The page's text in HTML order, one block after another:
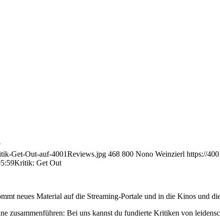
Get-Out-auf-4001Reviews.jpg 468 800 Nono Weinzierl https://
Kritik: Get Out
neues Material auf die Streaming-Portale und in die Kinos und
zusammenführen: Bei uns kannst du fundierte Kritiken von